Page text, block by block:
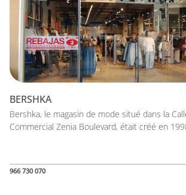
BERSHKA
Bershka, le magasin de mode situé dans la
Commercial Zenia Boulevard, était créé en
966 730 070